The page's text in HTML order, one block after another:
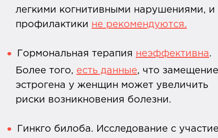
легкими когнитивными нарушениями, и
профилактики не рекомендуются.
Гормональная терапия неэффективна.
Более того, есть данные, что замещение
эстрогена у женщин может увеличить
риски возникновения болезни.
Гинкго билоба. Исследование с